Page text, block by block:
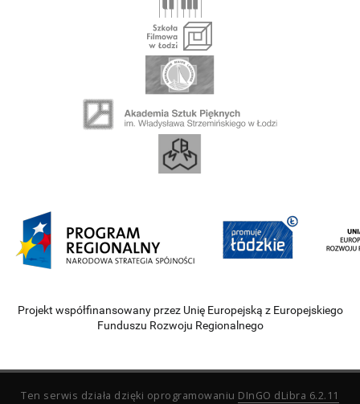
Projekt współfinansowany przez Unię Europejską z Europejskiego
Funduszu Rozwoju Regionalnego
Ten serwis działa dzięki oprogramowaniu DInGO dLibra 6.2.11